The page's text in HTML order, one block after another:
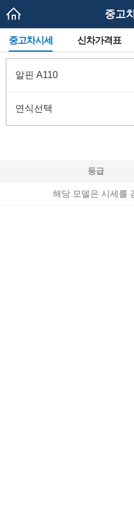
중고
메
뉴
네
이
션
중고차시세 신차가격표
알핀 A110
연식선택
등급
해당 모델은 시세를